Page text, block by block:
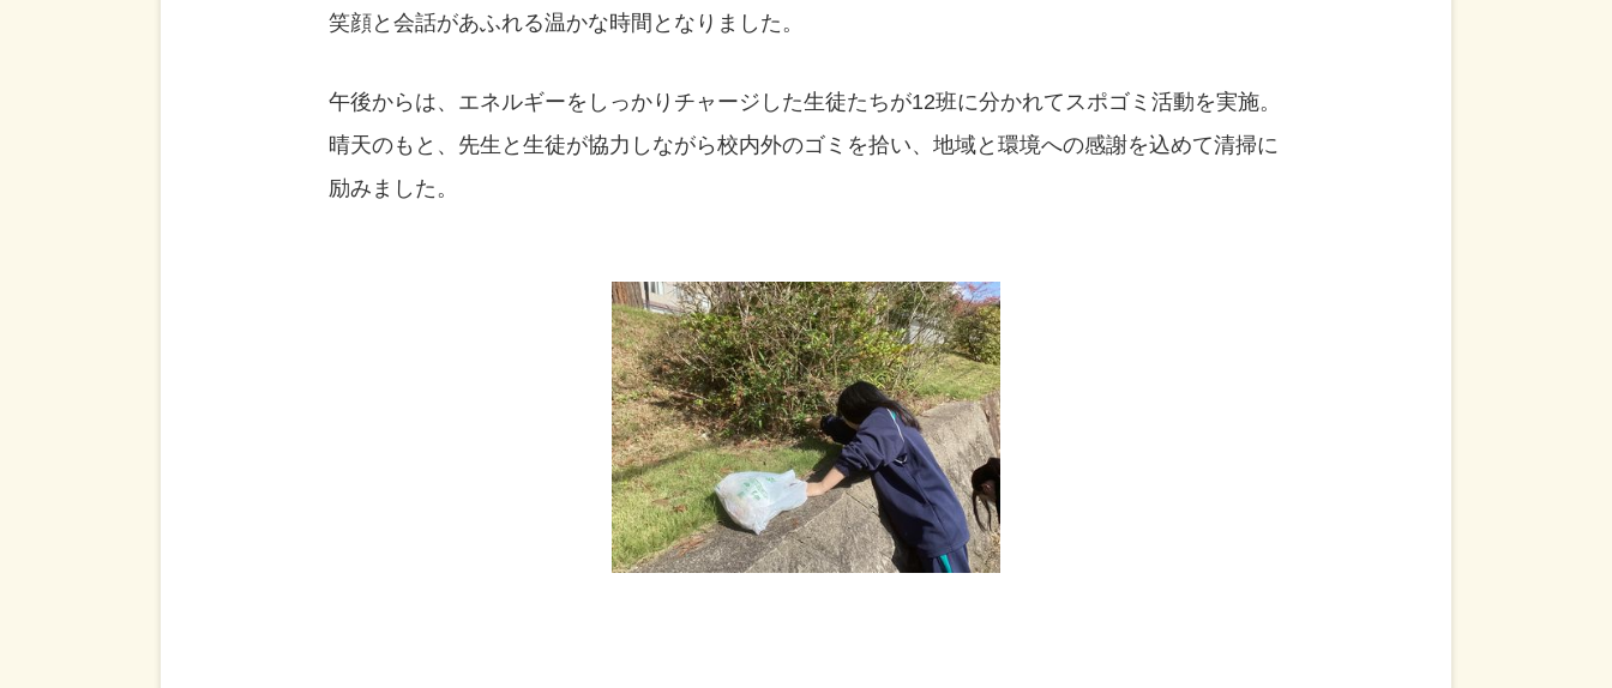
笑顔と会話があふれる温かな時間となりました。
午後からは、エネルギーをしっかりチャージした生徒たちが12班に分かれてスポゴミ活動を実施。
晴天のもと、先生と生徒が協力しながら校内外のゴミを拾い、地域と環境への感謝を込めて清掃に
励みました。